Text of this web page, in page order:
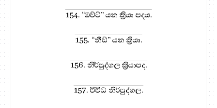
154. “ඔව්ට්” යන ක්‍රියා පදය.
155. “නීඩ්” යන ක්‍රියා.
156. නිර්පුද්ගල ක්‍රියාපද.
157. විවිධ නිර්පුද්ගල.